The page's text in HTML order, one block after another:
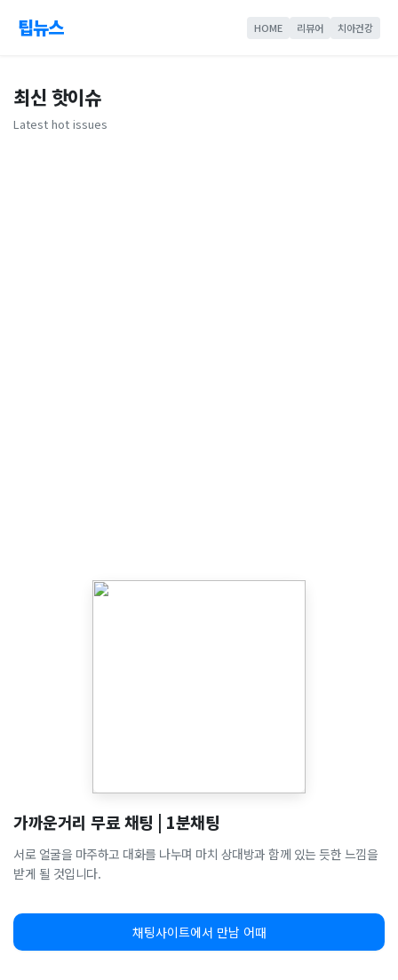
팁뉴스 HOME 리뷰어 치아건강
최신 핫이슈
Latest hot issues
가까운거리 무료 채팅 | 1분채팅
서로 얼굴을 마주하고 대화를 나누며 마치 상대방과 함께 있는 듯한 느낌을
받게 될 것입니다.
채팅사이트에서 만남 어때